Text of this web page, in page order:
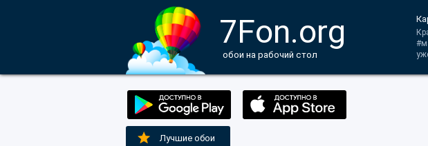
7Fon.org
обои на рабочий стол
Лучшие обои